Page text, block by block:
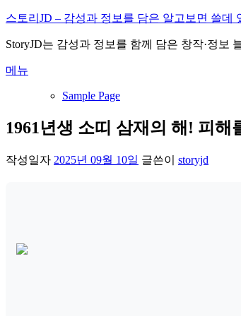
내
으
바
기
스토리JD – 감성과 정보를 담은 알고보면 쓸데
StoryJD는 감성과 정보를 함께 담은 창작·정보
메뉴
Sample Page
1961년생 소띠 삼재의 해! 피해
작성일자 2025년 09월 10일 글쓴이 storyjd